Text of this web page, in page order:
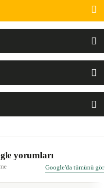
yorumları
Google'da tümünü gör